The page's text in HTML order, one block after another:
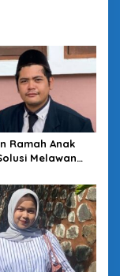
Ramah Anak
Melawan